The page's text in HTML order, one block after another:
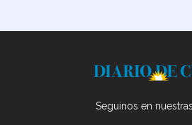
Seguinos en